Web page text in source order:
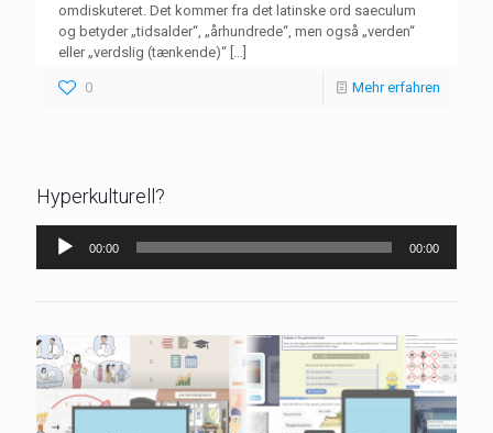
omdiskuteret. Det kommer fra det latinske ord saeculum
og betyder „tidsalder“, „århundrede“, men også „verden“
eller „verdslig (tænkende)“ […]
0 Mehr erfahren
Hyperkulturell?
Audio-
Player
00:00 00:00